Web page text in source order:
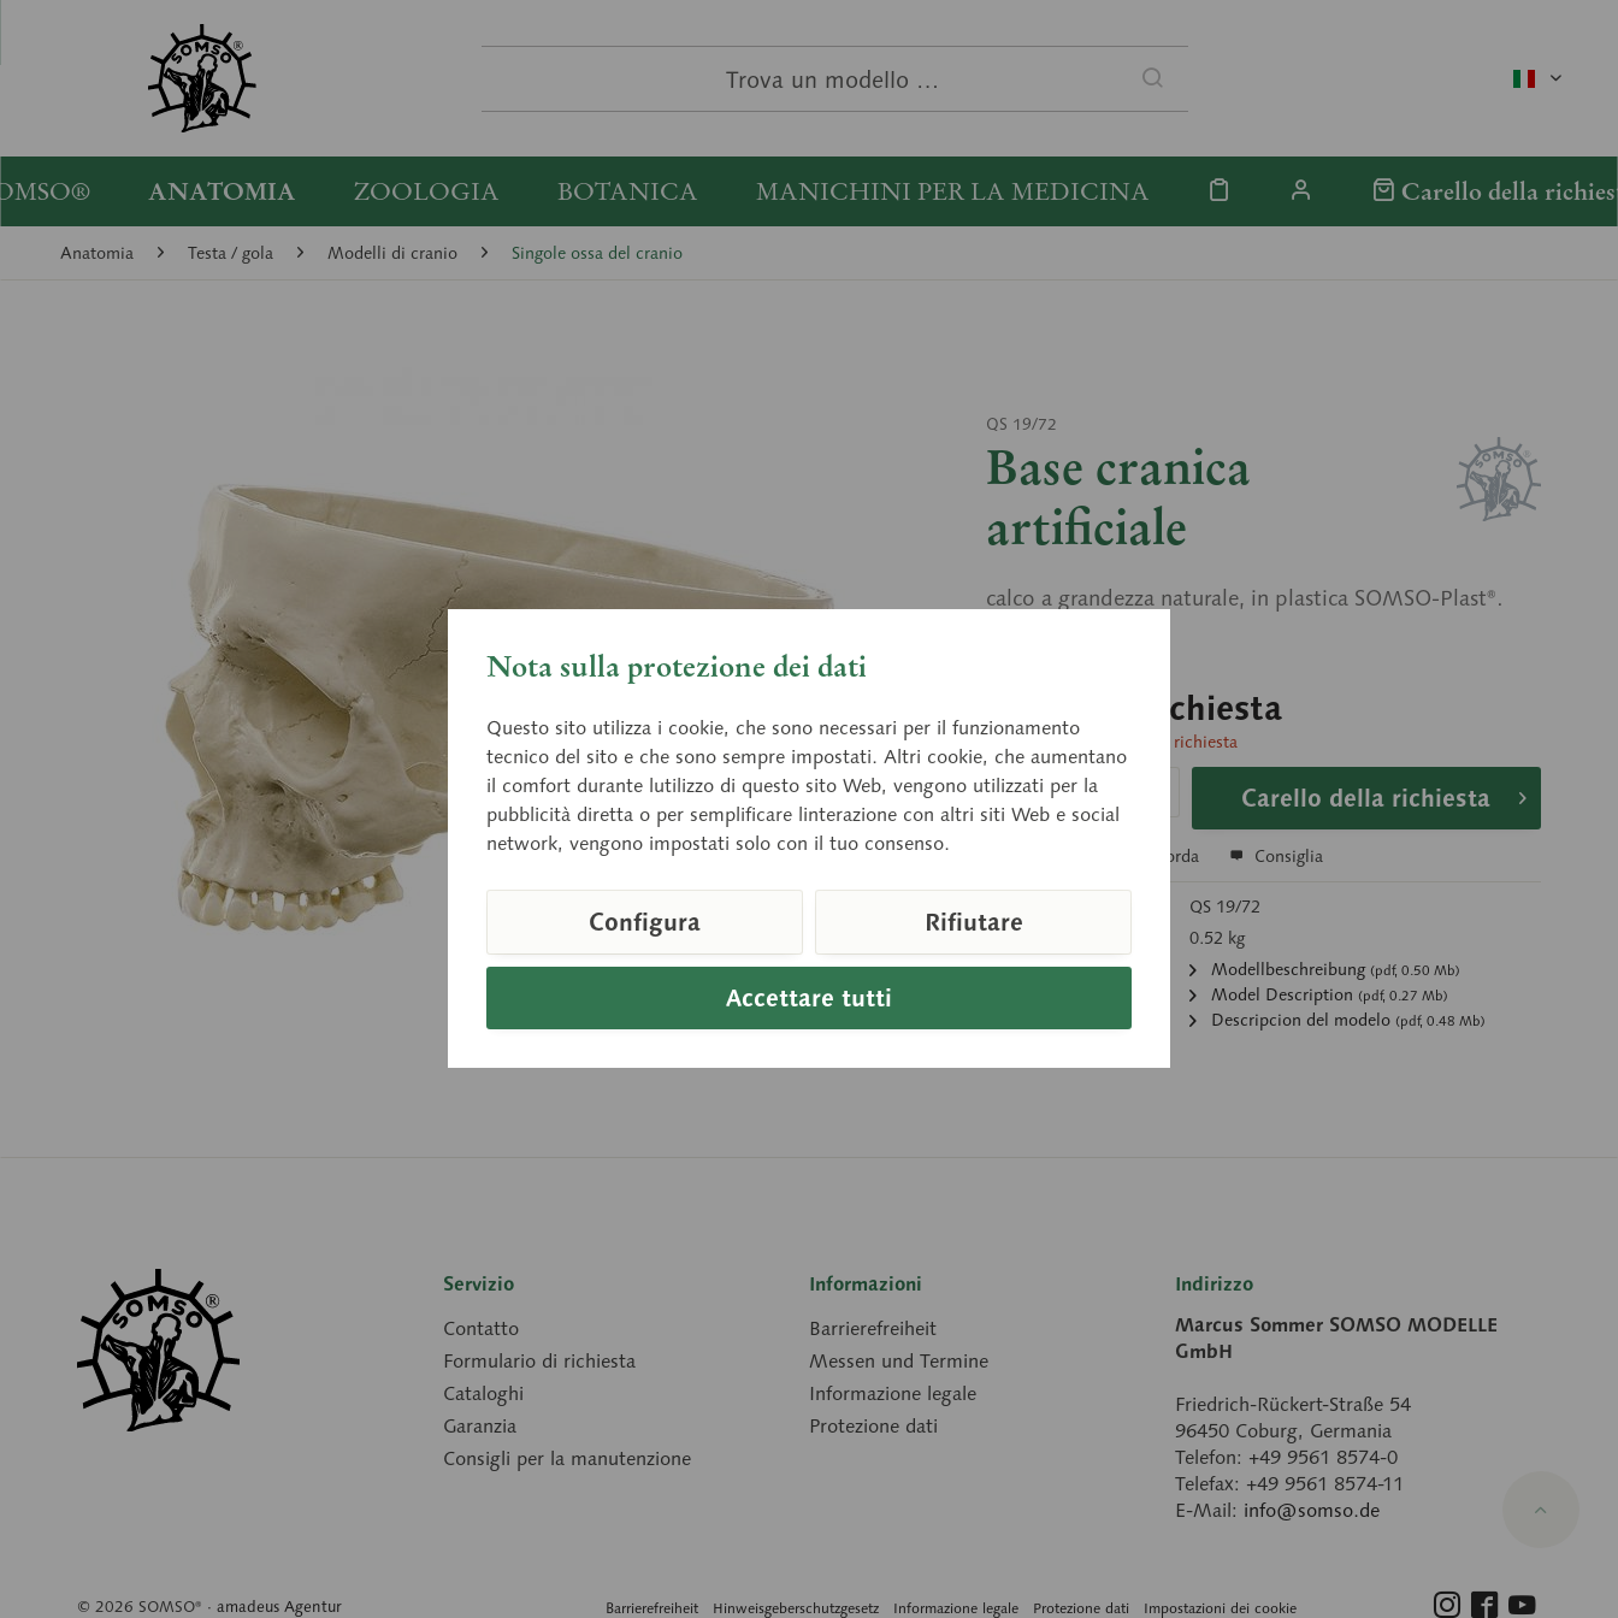
ANATOMIA ZOOLOGIA BOTANICA MANICHINI PER LA MEDICINA Carello della
Anatomia Testa / gola Modelli di cranio Singole ossa del cranio
QS 19/72
Base cranica
artificiale
calco a grandezza naturale, in plastica SOMSO-Plast®.
Prezzo su richiesta
Tempi di consegna su richiesta
Carello della richiesta
Ricorda Consiglia
QS 19/72
Peso (Kg):
0.52 kg
Downloads:
Modellbeschreibung (pdf, 0.50 Mb)
Model Description (pdf, 0.27 Mb)
Descripcion del modelo (pdf, 0.48 Mb)
Servizio
Contatto
Formulario di richiesta
Cataloghi
Garanzia
Consigli per la manutenzione
Informazioni
Barrierefreiheit
Messen und Termine
Informazione legale
Protezione dati
Indirizzo
Marcus Sommer SOMSO MODELLE
GmbH
Friedrich-Rückert-Straße 54
96450 Coburg, Germania
Telefon: +49 9561 8574-0
Telefax: +49 9561 8574-11
E-Mail: info@somso.de
© 2026 SOMSO® · amadeus Agentur Barrierefreiheit Hinweisgeberschutzgesetz Informazione legale Protezione dati Impostazioni dei cookie
Nota sulla protezione dei dati
Questo sito utilizza i cookie, che sono necessari per il funzionamento
tecnico del sito e che sono sempre impostati. Altri cookie, che aumentano
il comfort durante lutilizzo di questo sito Web, vengono utilizzati per la
pubblicità diretta o per semplificare linterazione con altri siti Web e social
network, vengono impostati solo con il tuo consenso.
Accettare tutti
Configura Rifiutare